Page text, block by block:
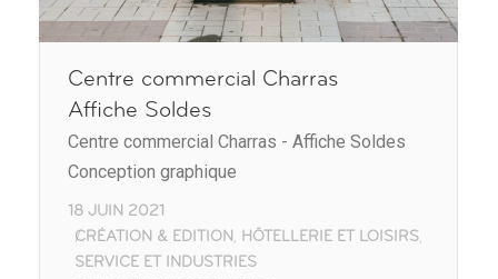
Centre commercial Charras
Affiche Soldes
Centre commercial Charras - Affiche Soldes
Conception graphique
18 JUIN 2021
CRÉATION & EDITION , HÔTELLERIE ET LOISIRS,
SERVICE ET INDUSTRIES